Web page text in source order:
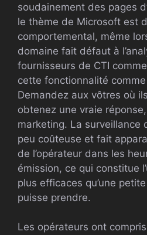
soudainement des pages
le thème de Microsoft est
comportemental, même
domaine fait défaut à
fournisseurs de CTI
cette fonctionnalité
Demandez aux vôtres où
obtenez une vraie
marketing. La surveillance
peu coûteuse et fait
de l’opérateur dans les
émission, ce qui constitue
plus efficaces qu’une
puisse prendre.
Les opérateurs ont compris